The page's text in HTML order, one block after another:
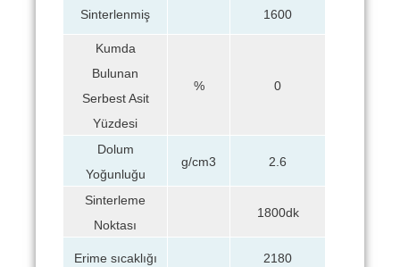
Sinterlenmiş 1600
Kumda
Bulunan
Serbest Asit
Yüzdesi
% 0
Dolum
Yoğunluğu
g/cm3 2.6
Sinterleme
Noktası
1800dk
Erime sıcaklığı 2180